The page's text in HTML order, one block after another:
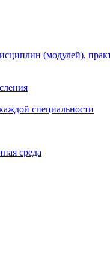
(модулей),
специальности
среда